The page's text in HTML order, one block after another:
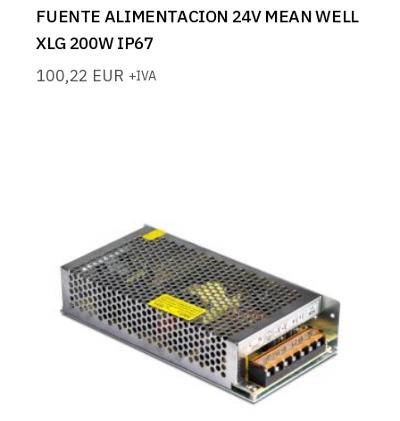
FUENTE ALIMENTACION 24V MEAN WELL
XLG 200W IP67
100,22 EUR +IVA